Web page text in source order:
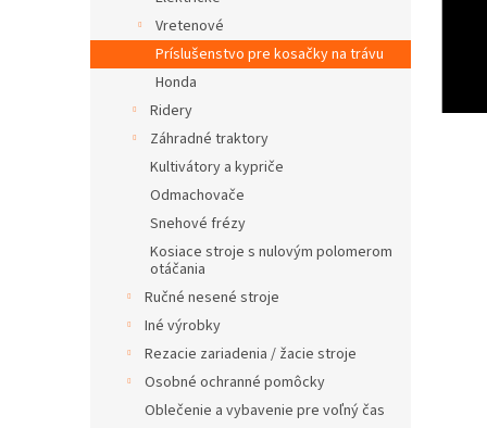
Vretenové
Príslušenstvo pre kosačky na trávu
Honda
Ridery
Záhradné traktory
Kultivátory a kypriče
Odmachovače
Snehové frézy
Kosiace stroje s nulovým polomerom
otáčania
Ručné nesené stroje
Iné výrobky
Rezacie zariadenia / žacie stroje
Osobné ochranné pomôcky
Oblečenie a vybavenie pre voľný čas